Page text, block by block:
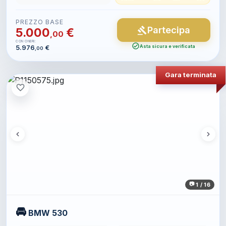
PREZZO BASE
5.000,00 €
CON ONERI:
5.976 ,00 €
gavel Partecipa
check_circleAsta sicura e verificata
1 / 16
Gara terminata
favorite_border
🚘 BMW 530